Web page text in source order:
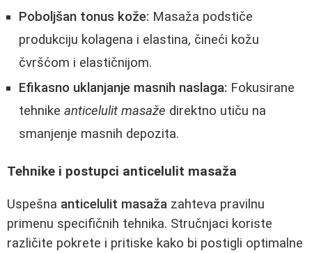
Poboljšan tonus kože: Masaža podstiče
produkciju kolagena i elastina, čineći kožu
čvršćom i elastičnijom.
Efikasno uklanjanje masnih naslaga: Fokusirane
tehnike anticelulit masaže direktno utiču na
smanjenje masnih depozita.
Tehnike i postupci anticelulit masaža
Uspešna anticelulit masaža zahteva pravilnu
primenu specifičnih tehnika. Stručnjaci koriste
različite pokrete i pritiske kako bi postigli optimalne